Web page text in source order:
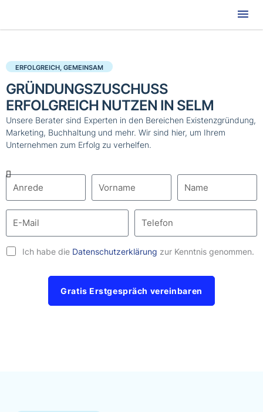
ERFOLGREICH, GEMEINSAM
GRÜNDUNGSZUSCHUSS
ERFOLGREICH NUTZEN IN SELM
Unsere Berater sind Experten in den Bereichen Existenzgründung,
Marketing, Buchhaltung und mehr. Wir sind hier, um Ihrem
Unternehmen zum Erfolg zu verhelfen.
Ich habe die Datenschutzerklärung zur Kenntnis genommen.
Gratis Erstgespräch vereinbaren